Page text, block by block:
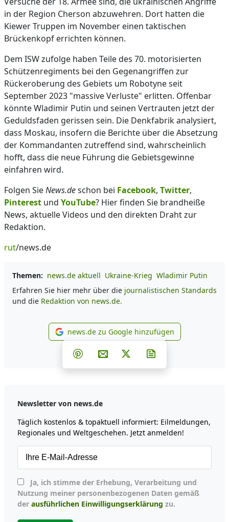
in der Region Cherson abzuwehren. Dort hatten die
Kiewer Truppen im November einen taktischen
Brückenkopf errichten können.
Dem ISW zufolge haben Teile des 70. motorisierten
Schützenregiments bei den Gegenangriffen zur
Rückeroberung des Gebiets um Robotyne seit
September 2023 "massive Verluste" erlitten. Offenbar
könnte Wladimir Putin und seinen Vertrauten jetzt der
Geduldsfaden gerissen sein. Die Denkfabrik analysiert,
dass Moskau, insofern die Berichte über die Absetzung
der Kommandanten zutreffend sind, wahrscheinlich
hofft, dass die neue Führung die Gebietsgewinne
einfahren wird.
Folgen SieNews.deschon bei Facebook, Twitter,
Pinterest und YouTube? Hier finden Sie brandheiße
News, aktuelle Videos und den direkten Draht zur
Redaktion.
rut/news.de
Themen: news.de aktuell Ukraine-Krieg Wladimir Putin
Erfahren Sie hier mehr über die journalistischen Standards
und die Redaktion von news.de.
news.de zu Google
news.de zu Google hinzufügen
Teilen auf Facebook
Teilen auf Whatsapp
Teilen auf Telegram
Teilen auf Pinterest
Per E-Mail teilen
Post auf X
Newsletter von news.de
Täglich kostenlos & topaktuell informiert: Eilmeldungen,
Regionales und Weltgeschehen. Jetzt anmelden!
Nutzung meiner personenbezogenen Daten gemäß
der ausführlichen Einwilligungserklärung zu.